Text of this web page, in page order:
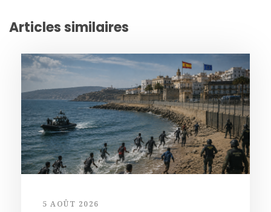
Articles similaires
5 AOÛT 2026